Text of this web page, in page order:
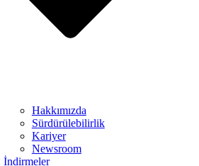
Hakkımızda
Sürdürülebilirlik
Kariyer
Newsroom
İndirmeler